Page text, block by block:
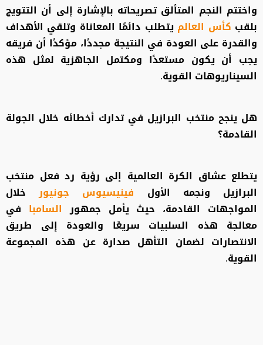
واختتم النجم المتألق تصريحاته بالإشارة إلى أن التتويج
بلقب كأس العالميتطلب دائمًا المعاناة وتلقي الأهداف
والقدرة على العودة في النتيجة مجددًا، مؤكدًا أن فريقه
يجب أن يكون مستعدًا ومكتمل الجاهزية لمثل هذه
السيناريوهات القوية.
هل ينجح منتخب البرازيل في تدارك أخطائه خلال الجولة
القادمة؟
يتطلع عشاق الكرة العالمية إلى رؤية رد فعل منتخب
البرازيل ونجمه الأول فينيسيوس جونيور خلال
المواجهات القادمة، حيث يأمل جمهورالسامبا في
معالجة هذه السلبيات سريعًا والعودة إلى طريق
الانتصارات لضمان التأهل صدارة عن هذه المجموعة
القوية.